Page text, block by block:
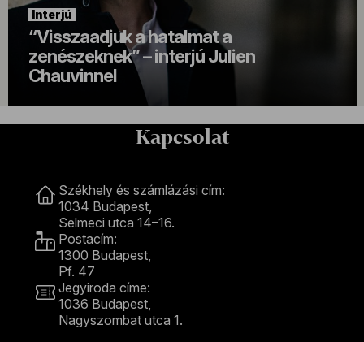
Interjú
“Visszaadjuk a hatalmat a
zenészeknek” – interjú Julien
Chauvinnel
Kapcsolat
Székhely és számlázási cím:
1034 Budapest,
Selmeci utca 14–16.
Postacím:
1300 Budapest,
Pf. 47
Jegyiroda címe:
1036 Budapest,
Nagyszombat utca 1.